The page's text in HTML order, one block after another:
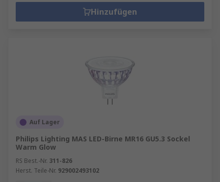
Hinzufügen
Auf Lager
Philips Lighting MAS LED-Birne MR16 GU5.3 Sockel
Warm Glow
RS Best.-Nr. 311-826
Herst. Teile-Nr. 929002493102